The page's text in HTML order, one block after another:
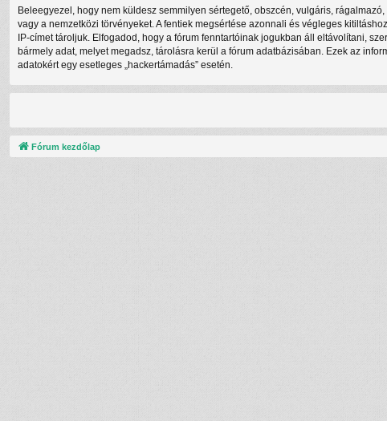
Beleegyezel, hogy nem küldesz semmilyen sértegető, obszcén, vulgáris,
vagy a nemzetközi törvényeket. A fentiek megsértése azonnali és végleges
IP-címet tároljuk. Elfogadod, hogy a fórum fenntartóinak jogukban áll eltávolítani,
bármely adat, melyet megadsz, tárolásra kerül a fórum adatbázisában. Ezek az
adatokért egy esetleges „hackertámadás” esetén.
Fórum kezdőlap